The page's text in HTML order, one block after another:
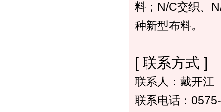
料；N/C交织、
种新型布料。
[ 联系方式 ]
联系人：戴开
联系电话：